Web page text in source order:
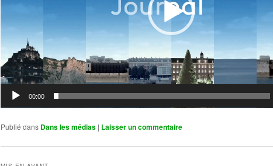
00:00
Publié dans Dans les médias | Laisser un commentaire